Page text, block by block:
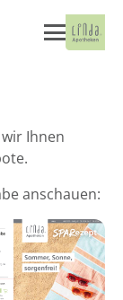
Ihnen
anschauen: